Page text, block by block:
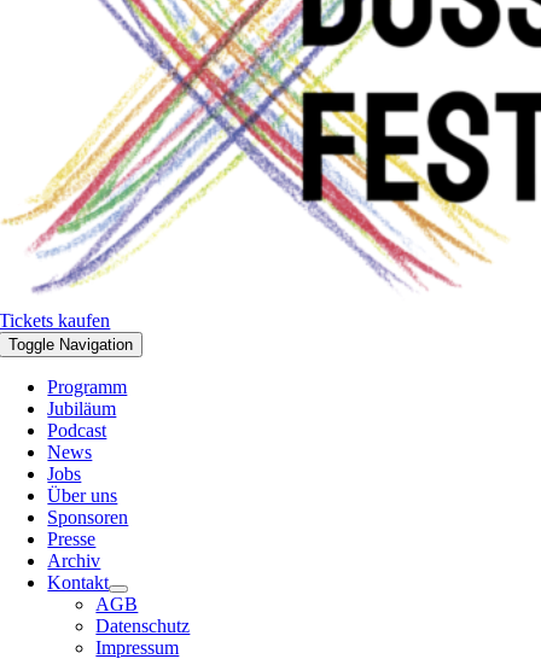
Tickets kaufen
Toggle Navigation
Programm
Jubiläum
Podcast
News
Jobs
Über uns
Sponsoren
Presse
Archiv
Kontakt
AGB
Datenschutz
Impressum